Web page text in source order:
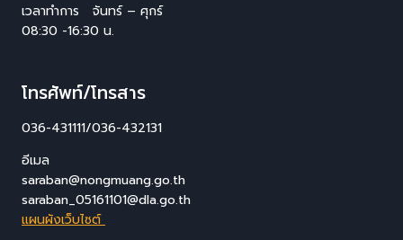
เวลาทำการ จันทร์ – ศุกร์
08:30 -16:30 น.
โทรศัพท์/โทรสาร
036-431111/036-432131
อีเมล
saraban@nongmuang.go.th
saraban_05161101@dla.go.th
แผนผังเว็บไซต์